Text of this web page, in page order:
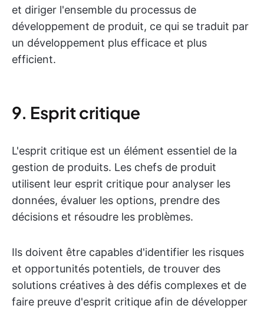
et diriger l'ensemble du processus de
développement de produit, ce qui se traduit par
un développement plus efficace et plus
efficient.
9. Esprit critique
L'esprit critique est un élément essentiel de la
gestion de produits. Les chefs de produit
utilisent leur esprit critique pour analyser les
données, évaluer les options, prendre des
décisions et résoudre les problèmes.
Ils doivent être capables d'identifier les risques
et opportunités potentiels, de trouver des
solutions créatives à des défis complexes et de
faire preuve d'esprit critique afin de développer